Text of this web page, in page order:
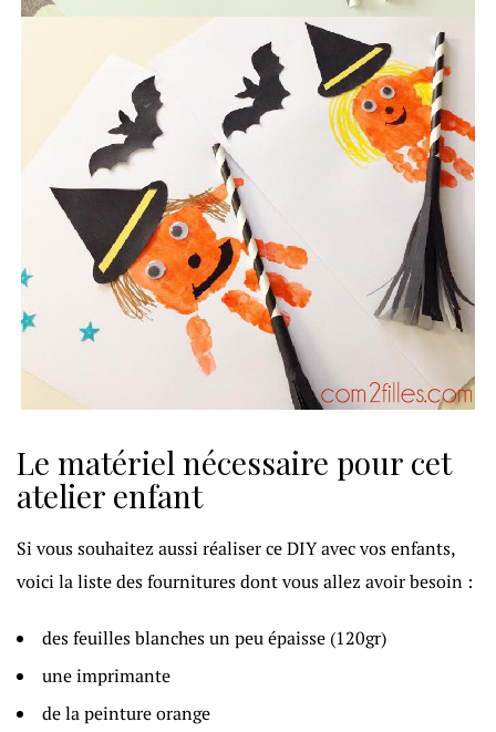
Le matériel nécessaire pour cet
atelier enfant
Si vous souhaitez aussi réaliser ce DIY avec vos enfants,
voici la liste des fournitures dont vous allez avoir besoin :
des feuilles blanches un peu épaisse (120gr)
une imprimante
de la peinture orange